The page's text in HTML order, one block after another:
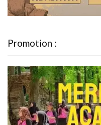
Promotion :